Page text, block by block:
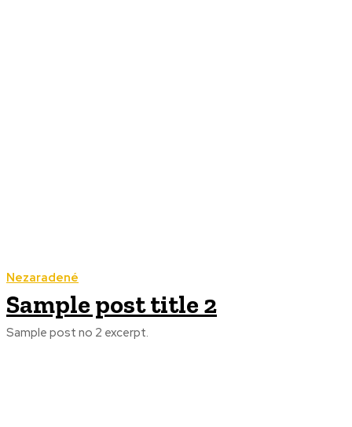
Nezaradené
Sample post title 2
Sample post no 2 excerpt.